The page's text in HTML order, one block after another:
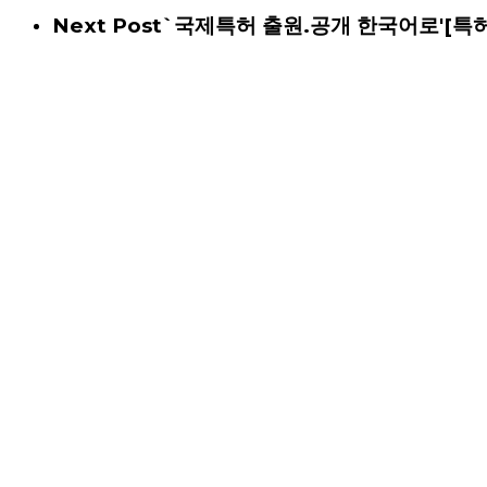
Next Post`국제특허 출원.공개 한국어로'[특